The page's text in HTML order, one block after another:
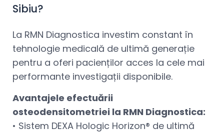
Sibiu?
La RMN Diagnostica investim constant în
tehnologie medicală de ultimă generație
pentru a oferi pacienților acces la cele mai
performante investigații disponibile.
Avantajele efectuării
osteodensitometriei la RMN Diagnostica:
• Sistem DEXA Hologic Horizon® de ultimă